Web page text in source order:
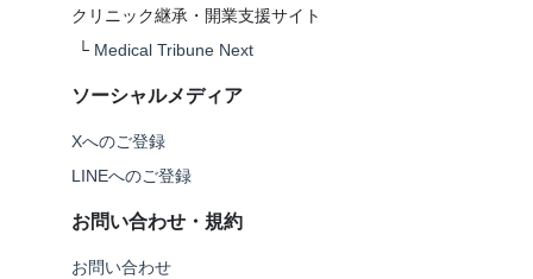
クリニック継承・開業支援サイト
└ Medical Tribune Next
ソーシャルメディア
Xへのご登録
LINEへのご登録
お問い合わせ・規約
お問い合わせ